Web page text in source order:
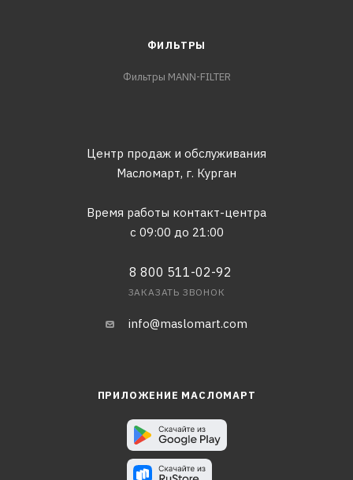
ФИЛЬТРЫ
Фильтры MANN-FILTER
Центр продаж и обслуживания
Масломарт, г. Курган
Время работы контакт-центра
с 09:00 до 21:00
8 800 511-02-92
ЗАКАЗАТЬ ЗВОНОК
info@maslomart.com
ПРИЛОЖЕНИЕ МАСЛОМАРТ